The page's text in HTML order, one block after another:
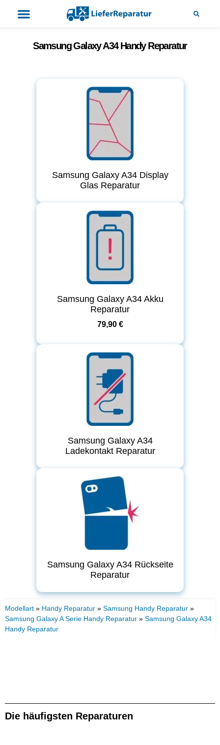
Samsung Galaxy A34 Handy Reparatur
Samsung Galaxy A34 Display
Glas Reparatur
Samsung Galaxy A34 Akku
Reparatur
79,90 €
Samsung Galaxy A34
Ladekontakt Reparatur
Samsung Galaxy A34 Rückseite
Reparatur
Modellart » Handy Reparatur » Samsung Handy Reparatur »
Samsung Galaxy A Serie Handy Reparatur » Samsung Galaxy A34
Handy Reparatur
Die häufigsten Reparaturen